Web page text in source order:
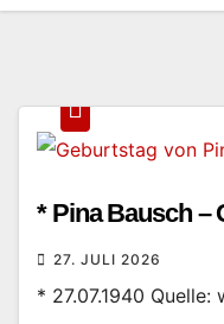
* Pina Bausch –
27. JULI 2026
* 27.07.1940